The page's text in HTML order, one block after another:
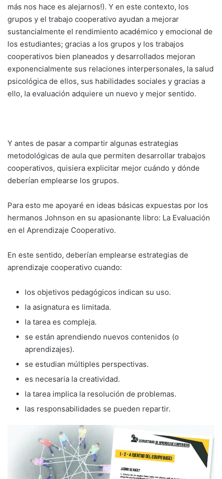
más nos hace es alejarnos!). Y en este contexto, los
grupos y el trabajo cooperativo ayudan a mejorar
sustancialmente el rendimiento académico y emocional de
los estudiantes; gracias a los grupos y los trabajos
cooperativos bien planeados y desarrollados mejoran
exponencialmente sus relaciones interpersonales, la salud
psicológica de ellos, sus habilidades sociales y gracias a
ello, la evaluación adquiere un nuevo y mejor sentido.
Y antes de pasar a compartir algunas estrategias
metodológicas de aula que permiten desarrollar trabajos
cooperativos, quisiera explicitar mejor cuándo y dónde
deberían emplearse los grupos.
Para esto me apoyaré en ideas básicas expuestas por los
hermanos Johnson en su apasionante libro: La Evaluación
en el Aprendizaje Cooperativo.
En este sentido, deberían emplearse estrategias de
aprendizaje cooperativo cuando:
los objetivos pedagógicos indican su uso.
la asignatura es limitada.
la tarea es compleja.
se están aprendiendo nuevos contenidos (o
aprendizajes).
se estudian múltiples perspectivas.
es necesaria la creatividad.
la tarea implica la resolución de problemas.
las responsabilidades se pueden repartir.